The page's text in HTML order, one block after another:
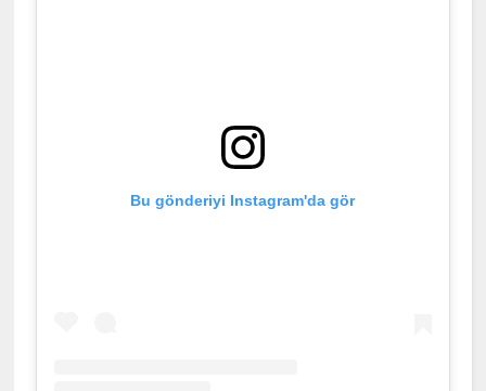
Bu gönderiyi Instagram'da gör